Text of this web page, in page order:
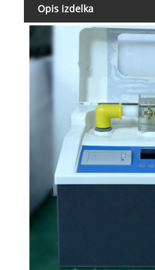
Opis izdelka